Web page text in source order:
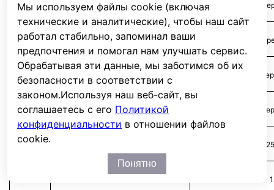
Мы используем файлы cookie (включая
технические и аналитические), чтобы наш сайт
работал стабильно, запоминал ваши
предпочтения и помогал нам улучшать сервис.
Обрабатывая эти данные, мы заботимся об их
безопасности в соответствии с
законом.Используя наш веб-сайт, вы
соглашаетесь с его Политикой
конфиденциальности в отношении файлов
cookie.
Понятно
Перегрузочная способность
110% -
125% -
150% -
> 150% -
до